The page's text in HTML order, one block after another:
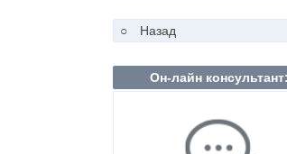
○ Назад
Он-лайн консультант: